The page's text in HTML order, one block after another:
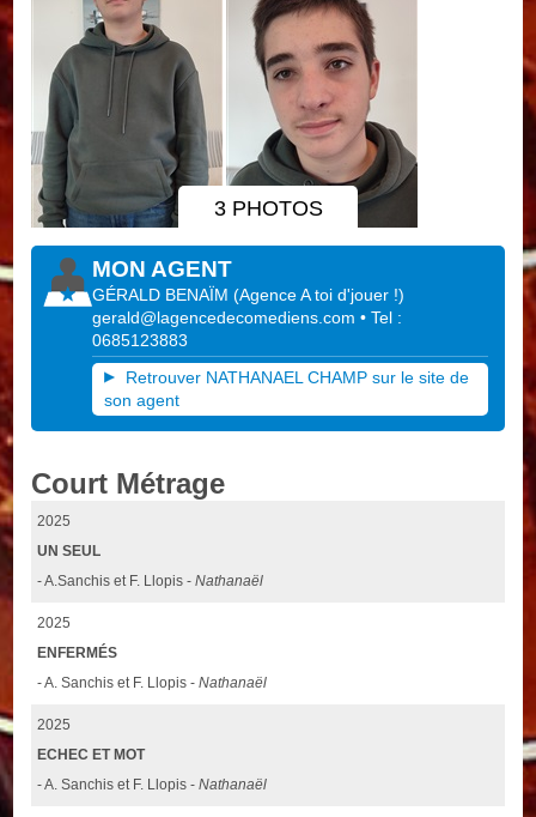
3 PHOTOS
MON AGENT
GÉRALD BENAÏM (Agence A toi d'jouer !)
gerald@lagencedecomediens.com • Tel :
0685123883
Retrouver NATHANAEL CHAMP sur le site de
son agent
Court Métrage
2025
UN SEUL
- A.Sanchis et F. Llopis -Nathanaël
2025
ENFERMÉS
- A. Sanchis et F. Llopis -Nathanaël
2025
ECHEC ET MOT
- A. Sanchis et F. Llopis -Nathanaël